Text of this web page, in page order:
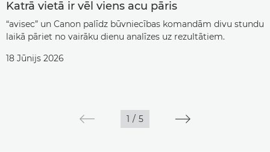
Katrā vietā ir vēl viens acu pāris
“avisec” un Canon palīdz būvniecības komandām divu stundu
laikā pāriet no vairāku dienu analīzes uz rezultātiem.
18 Jūnijs 2026
1 / 5